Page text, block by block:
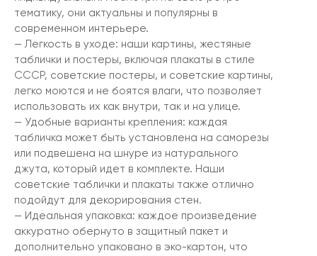
тематику, они актуальны и популярны в
современном интерьере.
— Легкость в уходе: наши картины, жестяные
таблички и постеры, включая плакаты в стиле
СССР, советские постеры, и советские картины,
легко моются и не боятся влаги, что позволяет
использовать их как внутри, так и на улице.
— Удобные варианты крепления: каждая
табличка может быть установлена на саморезы
или подвешена на шнуре из натурального
джута, который идет в комплекте. Наши
советские таблички и плакаты также отлично
подойдут для декорирования стен.
— Идеальная упаковка: каждое произведение
аккуратно обернуто в защитный пакет и
дополнительно упаковано в эко-картон, что